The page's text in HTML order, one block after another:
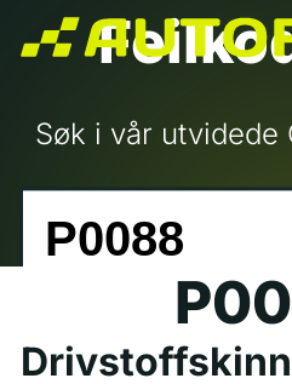
Søk i vår utvidede